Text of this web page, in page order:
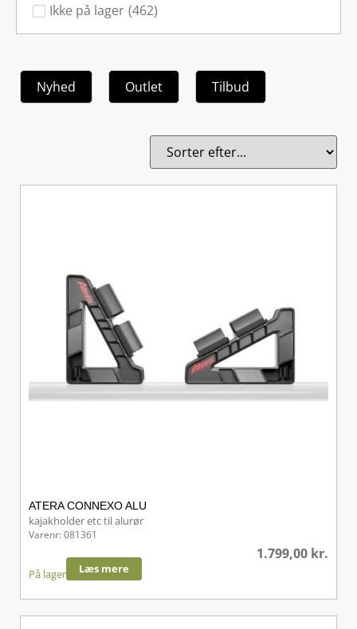
Ikke på lager (462)
Nyhed Outlet Tilbud
ATERA CONNEXO ALU
kajakholder etc til alurør
Varenr: 081361
1.799,00 kr.
På lager Læs mere